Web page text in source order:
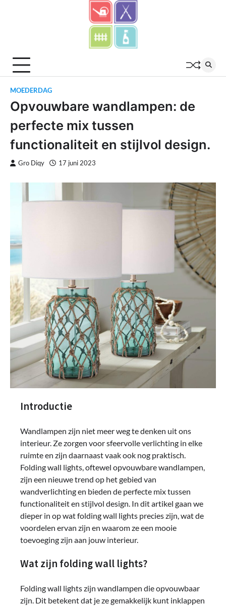
MOEDERDAG
Opvouwbare wandlampen: de
perfecte mix tussen
functionaliteit en stijlvol design.
Gro Diqy 17 juni 2023
Introductie
Wandlampen zijn niet meer weg te denken uit ons
interieur. Ze zorgen voor sfeervolle verlichting in elke
ruimte en zijn daarnaast vaak ook nog praktisch.
Folding wall lights, oftewel opvouwbare wandlampen,
zijn een nieuwe trend op het gebied van
wandverlichting en bieden de perfecte mix tussen
functionaliteit en stijlvol design. In dit artikel gaan we
dieper in op wat folding wall lights precies zijn, wat de
voordelen ervan zijn en waarom ze een mooie
toevoeging zijn aan jouw interieur.
Wat zijn folding wall lights?
Folding wall lights zijn wandlampen die opvouwbaar
zijn. Dit betekent dat je ze gemakkelijk kunt inklappen